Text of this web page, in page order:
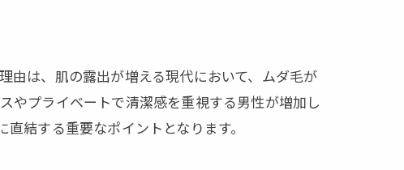
由は、肌の露出が増える現代において、ムダ毛が
やプライベートで清潔感を重視する男性が増加し
結する重要なポイントとなります。